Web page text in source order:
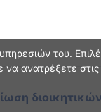
του.
ανατρέξετε